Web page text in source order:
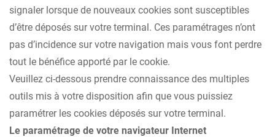
signaler lorsque de nouveaux cookies sont susceptibles
d’être déposés sur votre terminal. Ces paramétrages n’ont
pas d’incidence sur votre navigation mais vous font perdre
tout le bénéfice apporté par le cookie.
Veuillez ci-dessous prendre connaissance des multiples
outils mis à votre disposition afin que vous puissiez
paramétrer les cookies déposés sur votre terminal.
Le paramétrage de votre navigateur Internet